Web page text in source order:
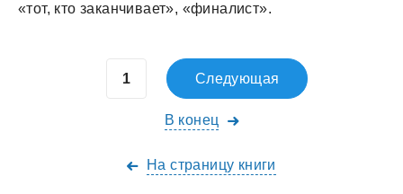
«тот, кто заканчивает», «финалист».
Следующая
В конец
На страницу книги